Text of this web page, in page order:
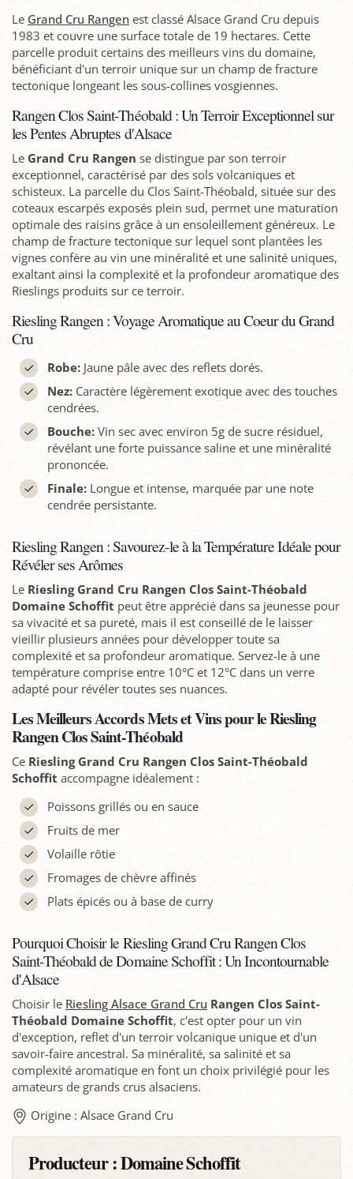
Le Grand Cru Rangen est classé Alsace Grand Cru depuis
1983 et couvre une surface totale de 19 hectares. Cette
parcelle produit certains des meilleurs vins du domaine,
bénéficiant d'un terroir unique sur un champ de fracture
tectonique longeant les sous-collines vosgiennes.
Rangen Clos Saint-Théobald : Un Terroir Exceptionnel sur
les Pentes Abruptes d'Alsace
Le Grand Cru Rangen se distingue par son terroir
exceptionnel, caractérisé par des sols volcaniques et
schisteux. La parcelle du Clos Saint-Théobald, située sur des
coteaux escarpés exposés plein sud, permet une maturation
optimale des raisins grâce à un ensoleillement généreux. Le
champ de fracture tectonique sur lequel sont plantées les
vignes confère au vin une minéralité et une salinité uniques,
exaltant ainsi la complexité et la profondeur aromatique des
Rieslings produits sur ce terroir.
Riesling Rangen : Voyage Aromatique au Coeur du Grand
Cru
Robe:Jaune pâle avec des reflets dorés.
Nez:Caractère légèrement exotique avec des touches
cendrées.
Bouche:Vin sec avec environ 5g de sucre résiduel,
révélant une forte puissance saline et une minéralité
prononcée.
Finale:Longue et intense, marquée par une note
cendrée persistante.
Riesling Rangen : Savourez-le à la Température Idéale pour
Révéler ses Arômes
Le Riesling Grand Cru Rangen Clos Saint-Théobald
Domaine Schoffit peut être apprécié dans sa jeunesse pour
sa vivacité et sa pureté, mais il est conseillé de le laisser
vieillir plusieurs années pour développer toute sa
complexité et sa profondeur aromatique. Servez-le à une
température comprise entre 10°C et 12°C dans un verre
adapté pour révéler toutes ses nuances.
Les Meilleurs Accords Mets et Vins pour le Riesling
Rangen Clos Saint-Théobald
Ce Riesling Grand Cru Rangen Clos Saint-Théobald
Schoffit accompagne idéalement :
Poissons grillés ou en sauce
Fruits de mer
Volaille rôtie
Fromages de chèvre affinés
Plats épicés ou à base de curry
Pourquoi Choisir le Riesling Grand Cru Rangen Clos
Saint-Théobald de Domaine Schoffit : Un Incontournable
d'Alsace
Choisir le Riesling Alsace Grand Cru Rangen Clos Saint-
Théobald Domaine Schoffit, c'est opter pour un vin
d'exception, reflet d'un terroir volcanique unique et d'un
savoir-faire ancestral. Sa minéralité, sa salinité et sa
complexité aromatique en font un choix privilégié pour les
amateurs de grands crus alsaciens.
Origine : Alsace Grand Cru
Producteur :Domaine Schoffit